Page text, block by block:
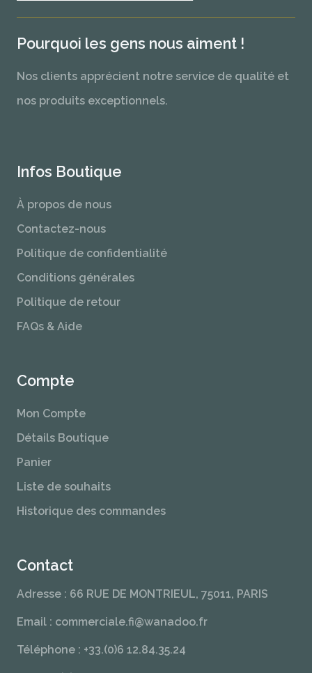
Pourquoi les gens nous aiment !
Nos clients apprécient notre service de qualité et
nos produits exceptionnels.
Infos Boutique
À propos de nous
Contactez-nous
Politique de confidentialité
Conditions générales
Politique de retour
FAQs & Aide
Compte
Mon Compte
Détails Boutique
Panier
Liste de souhaits
Historique des commandes
Contact
Adresse : 66 RUE DE MONTRIEUL, 75011, PARIS
Email : commerciale.fi@wanadoo.fr
Téléphone : +33.(0)6 12.84.35.24